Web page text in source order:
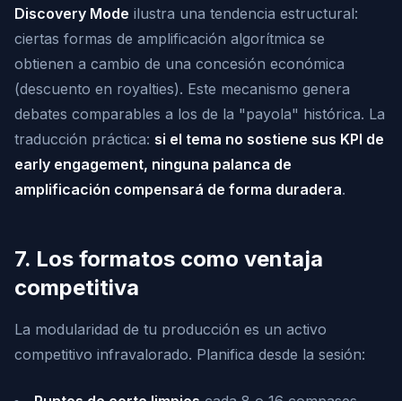
Discovery Mode ilustra una tendencia estructural:
ciertas formas de amplificación algorítmica se
obtienen a cambio de una concesión económica
(descuento en royalties). Este mecanismo genera
debates comparables a los de la "payola" histórica. La
traducción práctica: si el tema no sostiene sus KPI de
early engagement, ninguna palanca de
amplificación compensará de forma duradera.
7. Los formatos como ventaja
competitiva
La modularidad de tu producción es un activo
competitivo infravalorado. Planifica desde la sesión: